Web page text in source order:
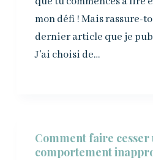
mon défi ! Mais rassure-
dernier article que je
J’ai choisi de…
Comment faire cesser
comportement